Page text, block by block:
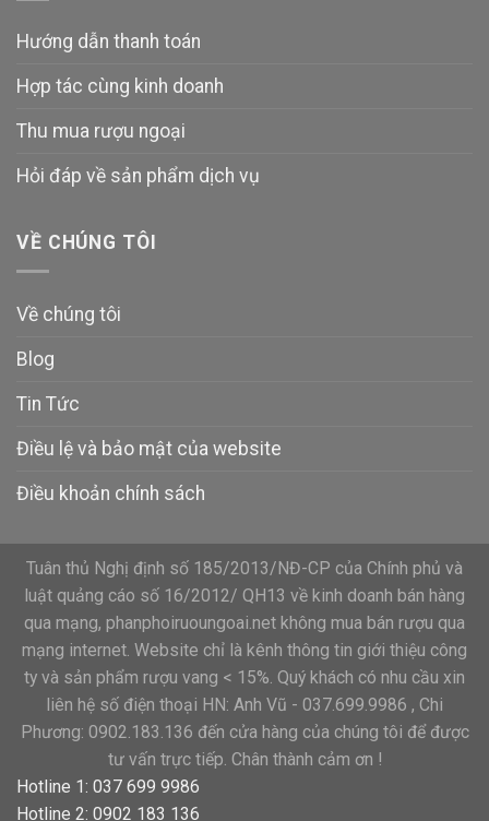
Hướng dẫn thanh toán
Hợp tác cùng kinh doanh
Thu mua rượu ngoại
Hỏi đáp về sản phẩm dịch vụ
VỀ CHÚNG TÔI
Về chúng tôi
Blog
Tin Tức
Điều lệ và bảo mật của website
Điều khoản chính sách
Tuân thủ Nghị định số 185/2013/NĐ-CP của Chính phủ và
luật quảng cáo số 16/2012/ QH13 về kinh doanh bán hàng
qua mạng, phanphoiruoungoai.net không mua bán rượu qua
mạng internet. Website chỉ là kênh thông tin giới thiệu công
ty và sản phẩm rượu vang < 15%. Quý khách có nhu cầu xin
liên hệ số điện thoại HN: Anh Vũ - 037.699.9986 , Chi
Phương: 0902.183.136 đến cửa hàng của chúng tôi để được
tư vấn trực tiếp. Chân thành cảm ơn !
Hotline 1: 037 699 9986
Hotline 2: 0902 183 136